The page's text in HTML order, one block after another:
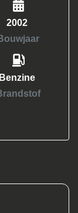
2002
Benzine